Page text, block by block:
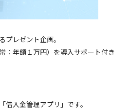
プレゼント企画。
：年額１万円）を導入サポート付き
借入金管理アプリ」です。